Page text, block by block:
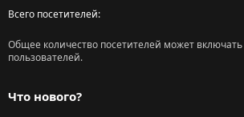
Всего посетителей
Общее количество посетителей может включать
пользователей.
Что нового?